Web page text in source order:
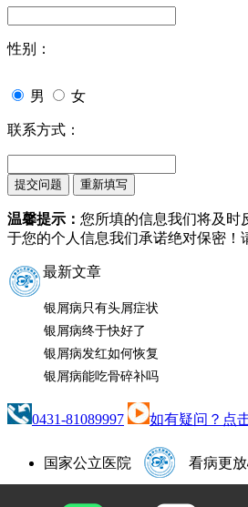
性别：
男 女
联系方式：
温馨提示： 您所填的信息我们将及时
于您的个人信息我们承诺绝对保密！
最新文章
银屑病只有头屑症状
银屑病终于快好了
银屑病发红如何恢复
银屑病能吃骨碎补吗
0431-81089997 如有疑问？点
国家公立医院
看病更